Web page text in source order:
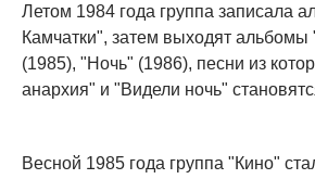
Летом 1984 года группа записала
Камчатки", затем выходят
(1985), "Ночь" (1986), песни из
анархия" и "Видели ночь"
Весной 1985 года группа "Кино"